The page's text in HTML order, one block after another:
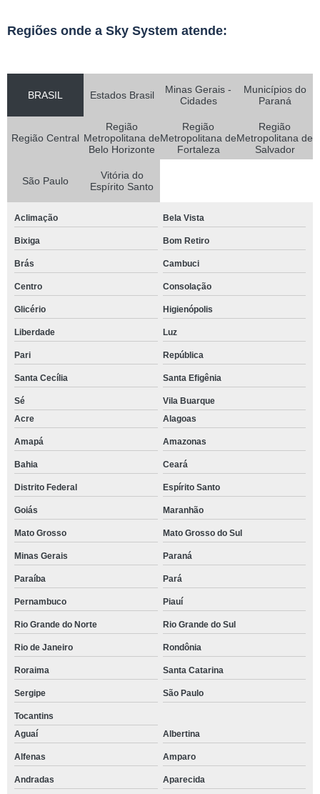
Regiões onde a Sky System atende:
BRASIL Estados Brasil
Minas Gerais -
Cidades
Municípios do
Paraná
Região Central
Região
Metropolitana de
Belo Horizonte
Região
Metropolitana de
Fortaleza
Região
Metropolitana de
Salvador
São Paulo
Vitória do
Espírito Santo
Aclimação Bela Vista
Bixiga Bom Retiro
Brás Cambuci
Centro Consolação
Glicério Higienópolis
Liberdade Luz
Pari República
Santa Cecília Santa Efigênia
Sé
Vila Buarque
Acre
Alagoas
Amapá Amazonas
Bahia Ceará
Distrito Federal Espírito Santo
Goiás Maranhão
Mato Grosso Mato Grosso do Sul
Minas Gerais Paraná
Paraíba Pará
Pernambuco Piauí
Rio Grande do Norte Rio Grande do Sul
Rio de Janeiro Rondônia
Roraima Santa Catarina
Sergipe São Paulo
Tocantins
Aguaí
Albertina
Alfenas Amparo
Andradas Aparecida